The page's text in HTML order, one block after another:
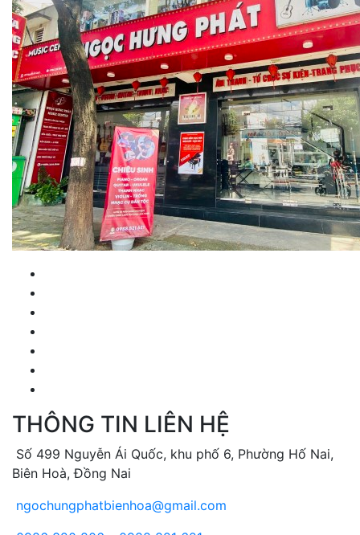
THÔNG TIN LIÊN HỆ
Số 499 Nguyễn Ái Quốc, khu phố 6, Phường Hố Nai,
Biên Hoà, Đồng Nai
ngochungphatbienhoa@gmail.com